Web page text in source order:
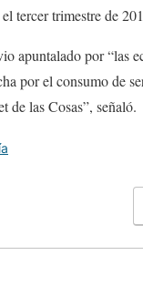
tercer trimestre de
apuntalado por “las
por el consumo de
de las Cosas”, señaló.